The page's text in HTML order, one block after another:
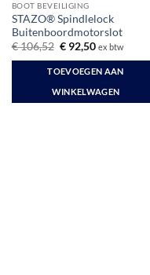
BOOT BEVEILIGING
STAZO® Spindlelock
Buitenboordmotorslot
€106,52 Oorspronkelijke
was:
€ 106,52.
€92,50Huidige
is:
€ 92,50.
ex btw
TOEVOEGEN AAN
WINKELWAGEN